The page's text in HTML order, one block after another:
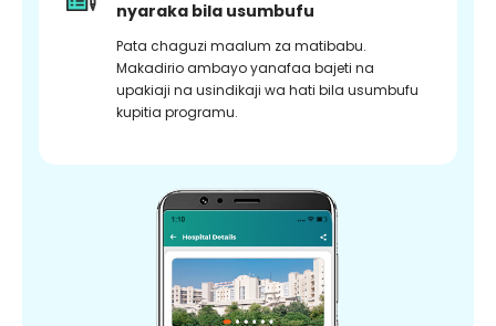
nyaraka bila usumbufu
Pata chaguzi maalum za matibabu.
Makadirio ambayo yanafaa bajeti na
upakiaji na usindikaji wa hati bila usumbufu
kupitia programu.